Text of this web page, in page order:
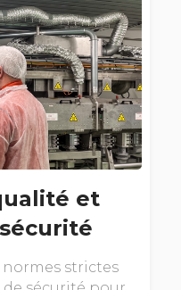
et
normes strictes